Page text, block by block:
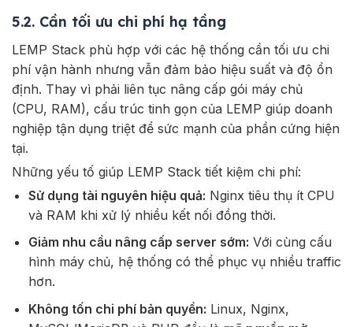
5.2. Cần tối ưu chi phí hạ tầng
LEMP Stack phù hợp với các hệ thống cần tối ưu chi
phí vận hành nhưng vẫn đảm bảo hiệu suất và độ ổn
định. Thay vì phải liên tục nâng cấp gói máy chủ
(CPU, RAM), cấu trúc tinh gọn của LEMP giúp doanh
nghiệp tận dụng triệt để sức mạnh của phần cứng hiện
tại.
Những yếu tố giúp LEMP Stack tiết kiệm chi phí:
Sử dụng tài nguyên hiệu quả: Nginx tiêu thụ ít CPU
và RAM khi xử lý nhiều kết nối đồng thời.
Giảm nhu cầu nâng cấp server sớm: Với cùng cấu
hình máy chủ, hệ thống có thể phục vụ nhiều traffic
hơn.
Không tốn chi phí bản quyền: Linux, Nginx,